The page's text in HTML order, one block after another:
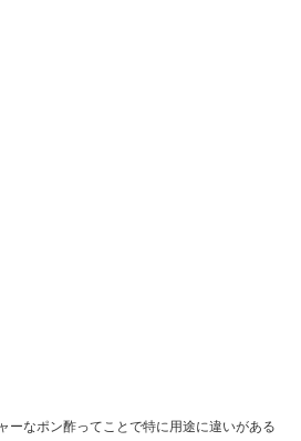
ーなポン酢ってことで特に用途に違いがある